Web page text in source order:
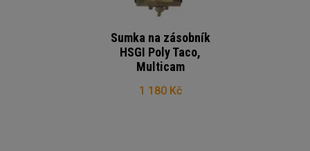
Sumka na zásobník
HSGI Poly Taco,
Multicam
1 180 Kč